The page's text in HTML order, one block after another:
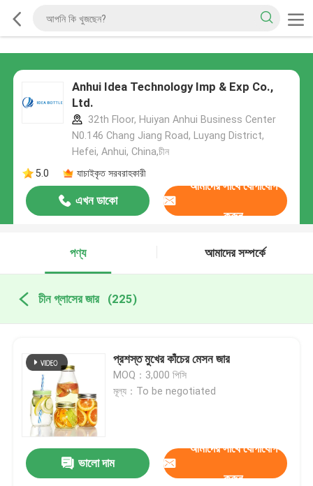
Anhui Idea Technology Imp & Exp Co.,
Ltd.
32th Floor, Huiyan Anhui Business Center
N0.146 Chang Jiang Road, Luyang District,
Hefei, Anhui, China,চীন
5.0
যাচাইকৃত সরবরাহকারী
এখন ডাকো
আমাদের সাথে যোগাযোগ
করুন
পণ্য আমাদের সম্পর্কে
চীন গ্লাসের জার (225)
প্রশস্ত মুখের কাঁচের মেসন জার
MOQ：3,000 পিসি
মূল্য：To be negotiated
ভালো দাম
আমাদের সাথে যোগাযোগ
করুন